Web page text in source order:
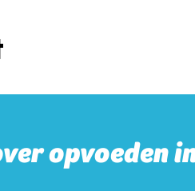
opvoeden